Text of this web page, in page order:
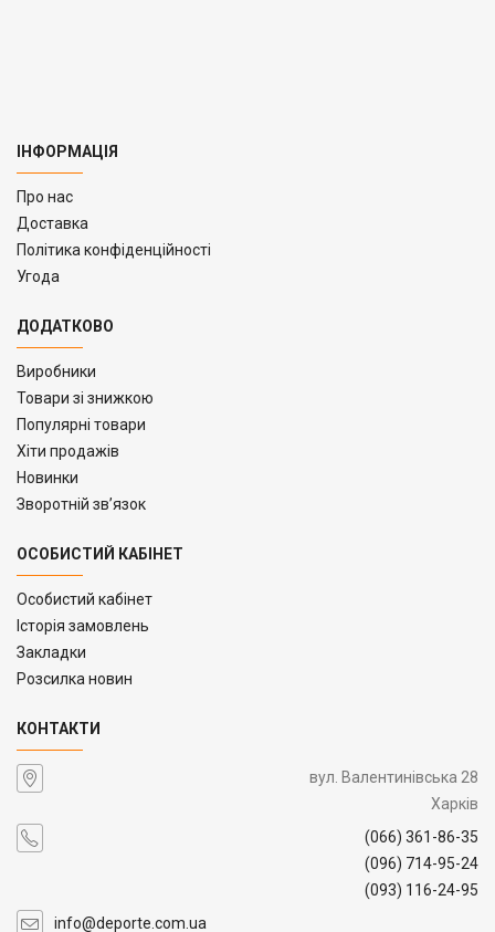
ІНФОРМАЦІЯ
Про нас
Доставка
Політика конфіденційності
Угода
ДОДАТКОВО
Виробники
Товари зі знижкою
Популярні товари
Хіти продажів
Новинки
Зворотній зв’язок
ОСОБИСТИЙ КАБІНЕТ
Особистий кабінет
Історія замовлень
Закладки
Розсилка новин
КОНТАКТИ
вул. Валентинівська 28
Харків
(066) 361-86-35
(096) 714-95-24
(093) 116-24-95
info@deporte.com.ua